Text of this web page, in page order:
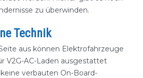
zu überwinden.
Technik
aus können Elektrofahrzeuge
V2G-AC-Laden ausgestattet
verbauten On-Board-